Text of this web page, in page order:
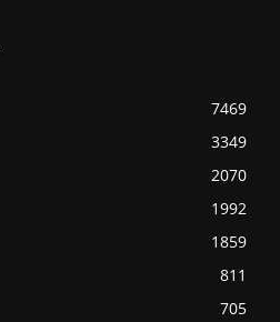
7469
3349
2070
1992
1859
811
705